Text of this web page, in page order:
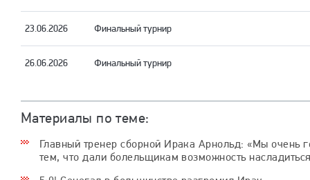
23.06.2026 Финальный турнир
26.06.2026 Финальный турнир
Материалы по теме:
Главный тренер сборной Ирака Арнольд: «Мы очень
тем, что дали болельщикам возможность